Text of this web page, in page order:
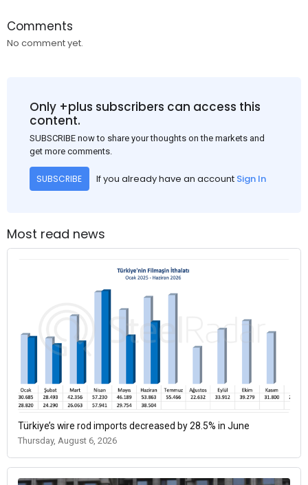
Comments
No comment yet.
Only +plus subscribers can access this
content.
SUBSCRIBE now to share your thoughts on the markets and
get more comments.
SUBSCRIBE If you already have an account Sign In
Most read news
Türkiye’s wire rod imports decreased by 28.5% in June
Thursday, August 6, 2026